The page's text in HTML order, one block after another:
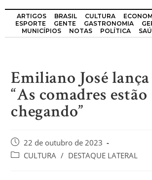
ARTIGOS BRASIL CULTURA
ESPORTE
GENTE GASTRONOMIA
MUNICÍPIOS
NOTAS POLÍTICA
Emiliano José
“As comadres estão
chegando”
22 de outubro de 2023
CULTURA / DESTAQUE LATERAL